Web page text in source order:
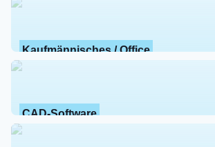
Kaufmännisches / Office
CAD-Software